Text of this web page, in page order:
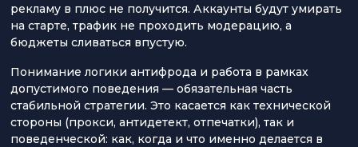
рекламу в плюс не получится. Аккаунты будут умирать
на старте, трафик не проходить модерацию, а
бюджеты сливаться впустую.
Понимание логики антифрода и работа в рамках
допустимого поведения — обязательная часть
стабильной стратегии. Это касается как технической
стороны (прокси, антидетект, отпечатки), так и
поведенческой: как, когда и что именно делается в